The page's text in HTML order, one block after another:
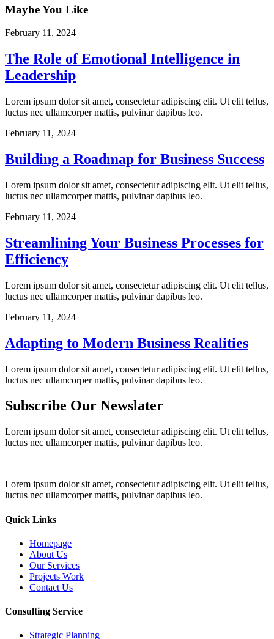
Maybe You Like
February 11, 2024
The Role of Emotional Intelligence in
Leadership
Lorem ipsum dolor sit amet, consectetur adipiscing elit. Ut elit tellus,
luctus nec ullamcorper mattis, pulvinar dapibus leo.
February 11, 2024
Building a Roadmap for Business Success
Lorem ipsum dolor sit amet, consectetur adipiscing elit. Ut elit tellus,
luctus nec ullamcorper mattis, pulvinar dapibus leo.
February 11, 2024
Streamlining Your Business Processes for
Efficiency
Lorem ipsum dolor sit amet, consectetur adipiscing elit. Ut elit tellus,
luctus nec ullamcorper mattis, pulvinar dapibus leo.
February 11, 2024
Adapting to Modern Business Realities
Lorem ipsum dolor sit amet, consectetur adipiscing elit. Ut elit tellus,
luctus nec ullamcorper mattis, pulvinar dapibus leo.
Subscribe Our Newslater
Lorem ipsum dolor sit amet, consectetur adipiscing elit. Ut elit tellus,
luctus nec ullamcorper mattis, pulvinar dapibus leo.
Lorem ipsum dolor sit amet, consectetur adipiscing elit. Ut elit tellus,
luctus nec ullamcorper mattis, pulvinar dapibus leo.
Quick Links
Homepage
About Us
Our Services
Projects Work
Contact Us
Consulting Service
Strategic Planning